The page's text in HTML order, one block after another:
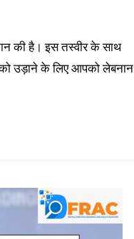
की है। इस तस्वीर के साथ
को उड़ाने के लिए आपको लेबनान